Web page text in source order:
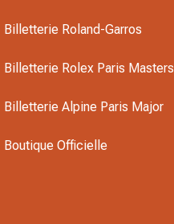
Billetterie Roland-Garros
Billetterie Rolex Paris Masters
Billetterie Alpine Paris Major
Boutique Officielle